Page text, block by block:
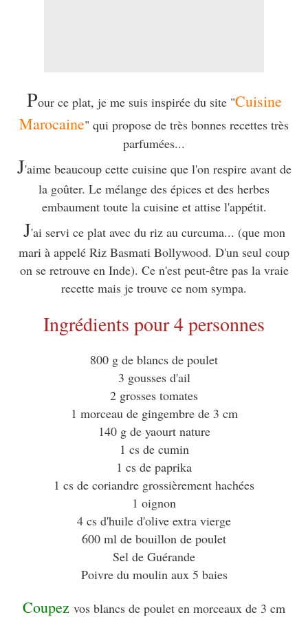
Pour ce plat, je me suis inspirée du site "Cuisine
Marocaine" qui propose de très bonnes recettes très
parfumées...
J'aime beaucoup cette cuisine que l'on respire avant de
la goûter. Le mélange des épices et des herbes
embaument toute la cuisine et attise l'appétit.
J'ai servi ce plat avec du riz au curcuma... (que mon
mari à appelé Riz Basmati Bollywood. D'un seul coup
on se retrouve en Inde). Ce n'est peut-être pas la vraie
recette mais je trouve ce nom sympa.
Ingrédients pour 4 personnes
800 g de blancs de poulet
3 gousses d'ail
2 grosses tomates
1 morceau de gingembre de 3 cm
140 g de yaourt nature
1 cs de cumin
1 cs de paprika
1 cs de coriandre grossièrement hachées
1 oignon
4 cs d'huile d'olive extra vierge
600 ml de bouillon de poulet
Sel de Guérande
Poivre du moulin aux 5 baies
Coupez vos blancs de poulet en morceaux de 3 cm